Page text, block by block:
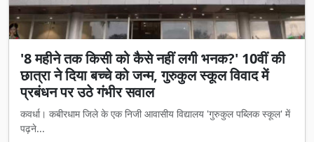
'8 महीने तक किसी को कैसे नहीं लगी भनक?' 10वीं की
छात्रा ने दिया बच्चे को जन्म, गुरुकुल स्कूल विवाद में
प्रबंधन पर उठे गंभीर सवाल
कवर्धा। कबीरधाम जिले के एक निजी आवासीय विद्यालय 'गुरुकुल पब्लिक स्कूल' में
पढ़ने...